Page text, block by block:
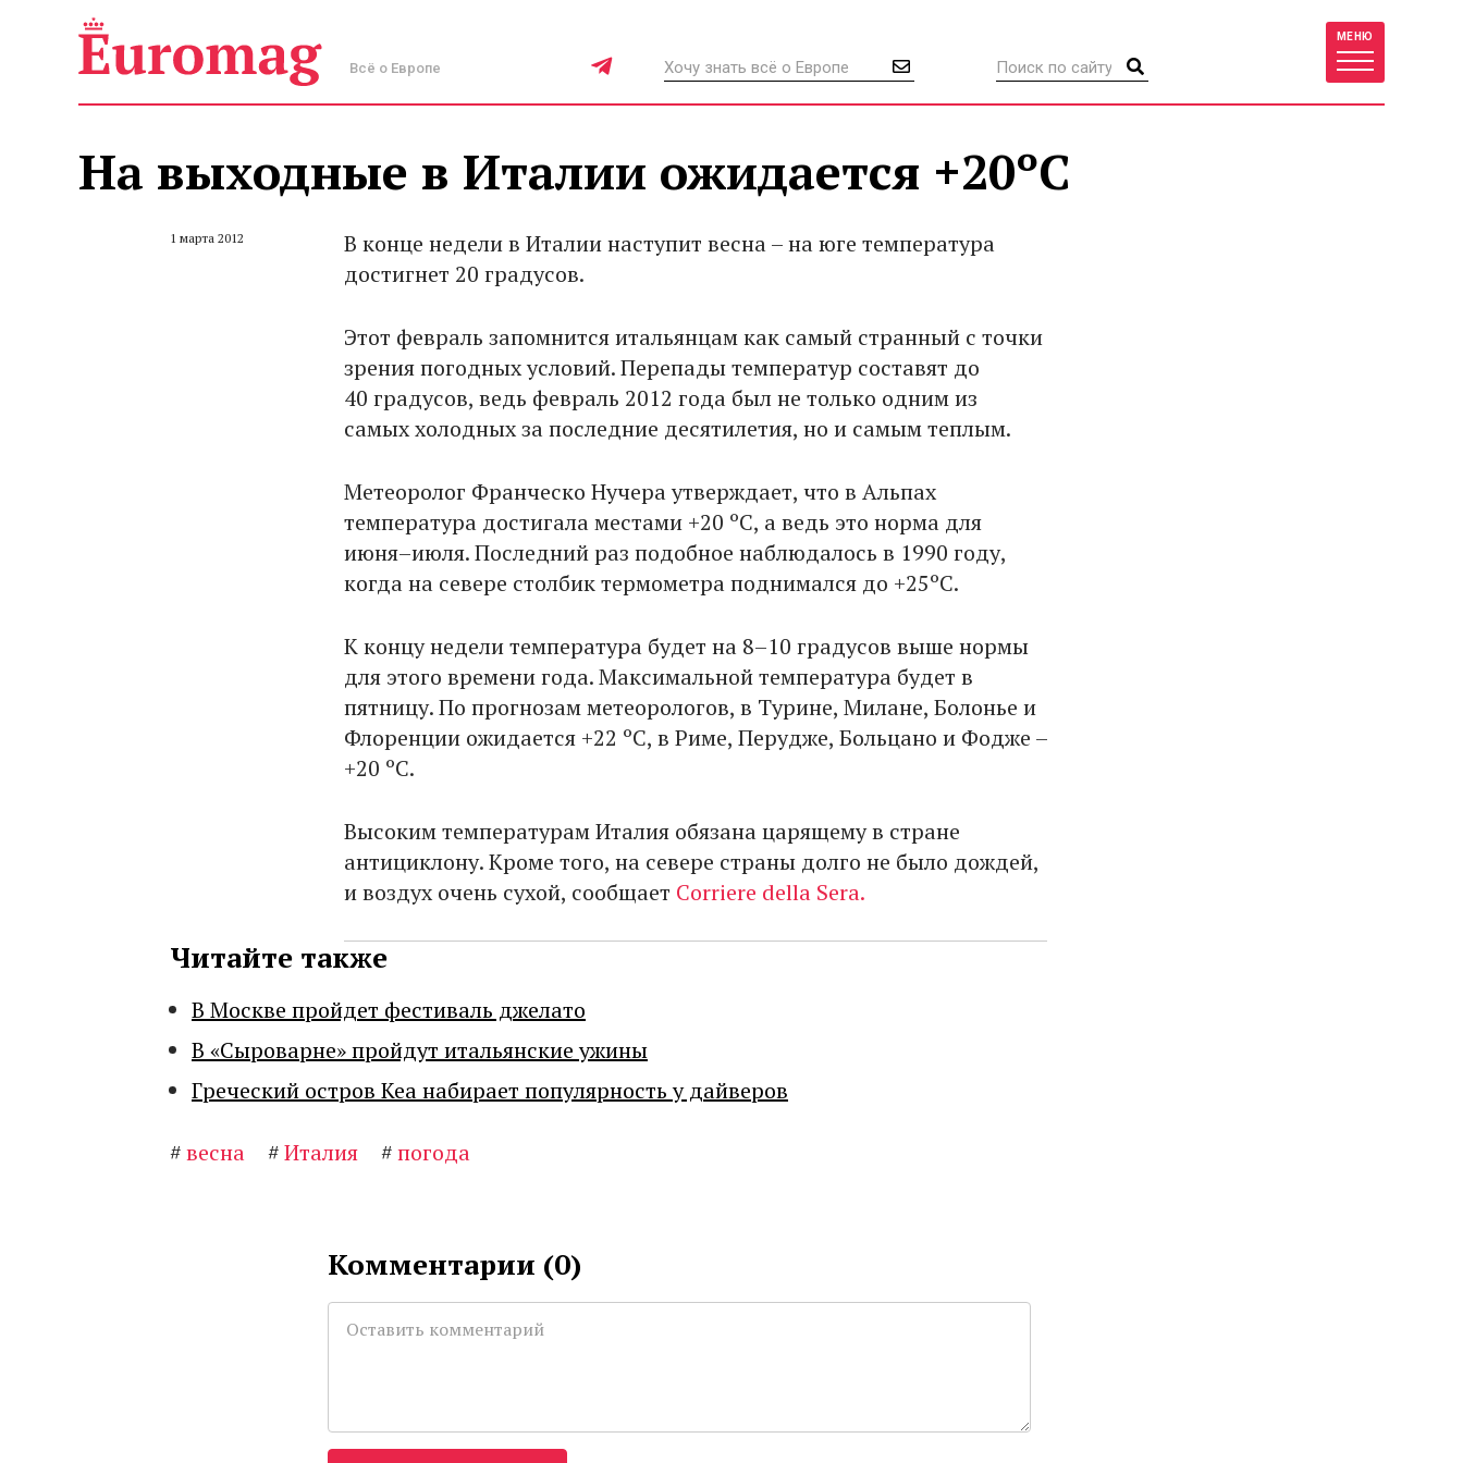
Всё о Европе
МЕНЮ
На выходные в Италии ожидается +20ºC
1 марта 2012
В конце недели в Италии наступит весна – на юге температура
достигнет 20 градусов.
Этот февраль запомнится итальянцам как самый странный с точки
зрения погодных условий. Перепады температур составят до
40 градусов, ведь февраль 2012 года был не только одним из
самых холодных за последние десятилетия, но и самым теплым.
Метеоролог Франческо Нучера утверждает, что в Альпах
температура достигала местами +20 ºC, а ведь это норма для
июня–июля. Последний раз подобное наблюдалось в 1990 году,
когда на севере столбик термометра поднимался до +25ºC.
К концу недели температура будет на 8–10 градусов выше нормы
для этого времени года. Максимальной температура будет в
пятницу. По прогнозам метеорологов, в Турине, Милане, Болонье и
Флоренции ожидается +22 ºC, в Риме, Перудже, Больцано и Фодже –
+20 ºC.
Высоким температурам Италия обязана царящему в стране
антициклону. Кроме того, на севере страны долго не было дождей,
и воздух очень сухой, сообщает Corriere della Sera.
Читайте также
В Москве пройдет фестиваль джелато
В «Сыроварне» пройдут итальянские ужины
Греческий остров Кеа набирает популярность у дайверов
#весна #Италия #погода
Комментарии (0)